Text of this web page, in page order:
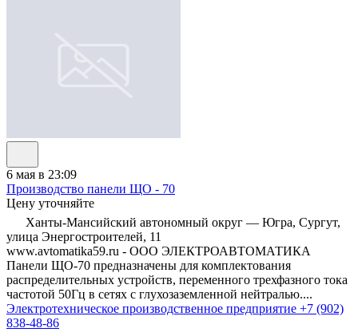
6 мая в 23:09
Производство панели ЩО - 70
Цену уточняйте
Ханты-Мансийский автономный округ — Югра, Сургут,
улица Энергостроителей, 11
www.avtomatika59.ru - ООО ЭЛЕКТРОАВТОМАТИКА
Панели ЩО-70 предназначены для комплектования
распределительных устройств, переменного трехфазного тока
частотой 50Гц в сетях с глухозаземленной нейтралью....
Электротехническое производственное предприятие +7 (902)
838-48-86